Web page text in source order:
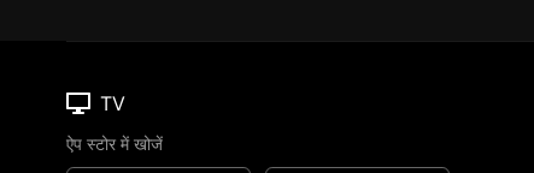
TV
ऐप स्टोर में खोजें